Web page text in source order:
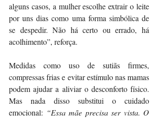
alguns casos, a mulher escolhe extrair o leite
por uns dias como uma forma simbólica de
se despedir. Não há certo ou errado, há
acolhimento”, reforça.
Medidas como uso de sutiãs firmes,
compressas frias e evitar estímulo nas mamas
podem ajudar a aliviar o desconforto físico.
Mas nada disso substitui o cuidado
emocional: “Essa mãe precisa ser vista. O